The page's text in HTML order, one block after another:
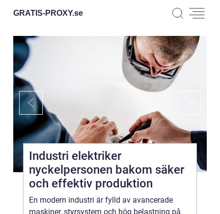
GRATIS-PROXY.se
Industri elektriker
nyckelpersonen bakom säker
och effektiv produktion
En modern industri är fylld av avancerade
maskiner, styrsystem och hög belastning på